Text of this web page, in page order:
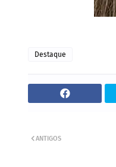
Destaque
ANTIGOS